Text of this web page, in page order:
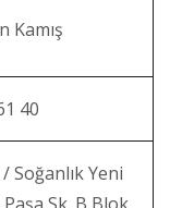
Kamış
40
Soğanlık Yeni